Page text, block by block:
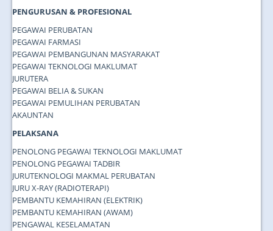
PENGURUSAN & PROFESIONAL
PEGAWAI PERUBATAN
PEGAWAI FARMASI
PEGAWAI PEMBANGUNAN MASYARAKAT
PEGAWAI TEKNOLOGI MAKLUMAT
JURUTERA
PEGAWAI BELIA & SUKAN
PEGAWAI PEMULIHAN PERUBATAN
AKAUNTAN
PELAKSANA
PENOLONG PEGAWAI TEKNOLOGI MAKLUMAT
PENOLONG PEGAWAI TADBIR
JURUTEKNOLOGI MAKMAL PERUBATAN
JURU X-RAY (RADIOTERAPI)
PEMBANTU KEMAHIRAN (ELEKTRIK)
PEMBANTU KEMAHIRAN (AWAM)
PENGAWAL KESELAMATAN